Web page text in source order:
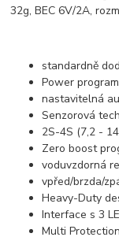
32g, BEC 6V/2A,
standardně
Power
nastavitelná
Senzorová
2S-4S (7,2 -
Zero boost
voduvzdorná
vpřed/brzda/
Heavy-Duty
Interface s 3
Multi